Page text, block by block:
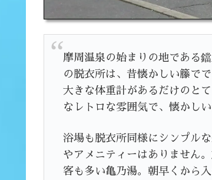
摩周温泉の始まりの地である
の脱衣所は、昔懐かしい籐で
大きな体重計があるだけのと
なレトロな雰囲気で、懐かし
浴場も脱衣所同様にシンプル
やアメニティーはありません
客も多い亀乃湯。朝早くから